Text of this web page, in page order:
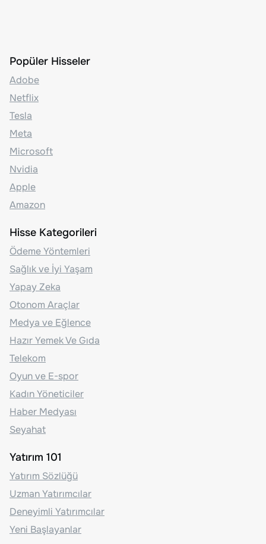
Popüler Hisseler
Adobe
Netflix
Tesla
Meta
Microsoft
Nvidia
Apple
Amazon
Hisse Kategorileri
Ödeme Yöntemleri
Sağlık ve İyi Yaşam
Yapay Zeka
Otonom Araçlar
Medya ve Eğlence
Hazır Yemek Ve Gıda
Telekom
Oyun ve E-spor
Kadın Yöneticiler
Haber Medyası
Seyahat
Yatırım 101
Yatırım Sözlüğü
Uzman Yatırımcılar
Deneyimli Yatırımcılar
Yeni Başlayanlar